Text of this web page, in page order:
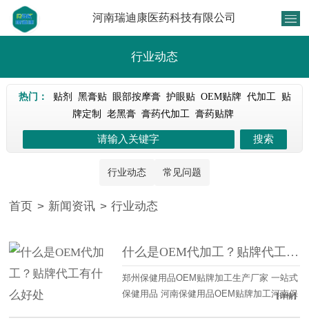
河南瑞迪康医药科技有限公司
行业动态
热门： 贴剂 黑膏贴 眼部按摩膏 护眼贴 OEM贴牌 代加工
贴
牌定制
老黑膏 膏药代加工 膏药贴牌
行业动态 常见问题
首页 > 新闻资讯 > 行业动态
什么是OEM代加工？贴牌代工有什么好处
郑州保健用品OEM贴牌加工生产厂家 一站式
保健用品‌‌ 河南保健用品OEM贴牌加工河南保
【详情】